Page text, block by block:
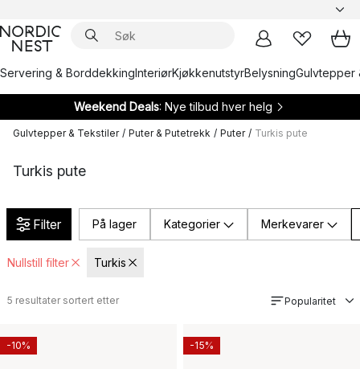
Servering & BorddekkingInteriørKjøkkenutstyrBelysningGulvtepper
Weekend Deals: Nye tilbud hver helg
Gulvtepper & Tekstiler / Puter & Putetrekk / Puter / Turkis pute
Turkis pute
Filter På lager Kategorier Merkevarer
Nullstill filter Turkis
5 resultater sortert etter Popularitet
-10% -15%